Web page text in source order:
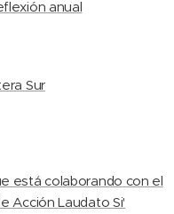
anual
Sur
está colaborando con el
Acción Laudato Si'